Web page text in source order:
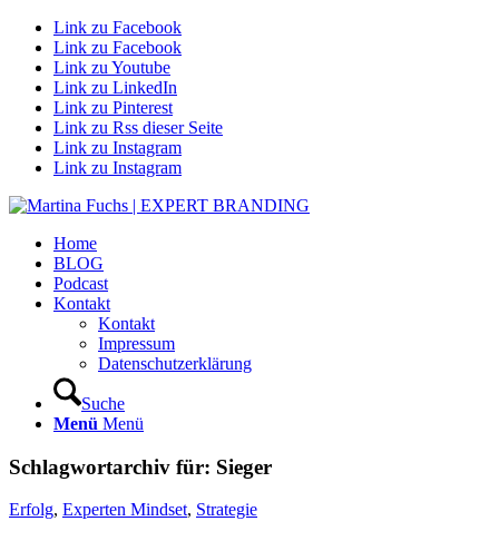
Link zu Facebook
Link zu Facebook
Link zu Youtube
Link zu LinkedIn
Link zu Pinterest
Link zu Rss dieser Seite
Link zu Instagram
Link zu Instagram
Home
BLOG
Podcast
Kontakt
Kontakt
Impressum
Datenschutzerklärung
Suche
Menü Menü
Schlagwortarchiv für: Sieger
Erfolg, Experten Mindset, Strategie